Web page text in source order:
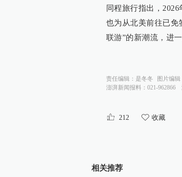
同程旅行指出，
也为从北美前往已免
联游”的新潮流，进
责任编辑： 是冬冬 图片编辑
澎湃新闻报料：021-962866
212 收藏
相关推荐